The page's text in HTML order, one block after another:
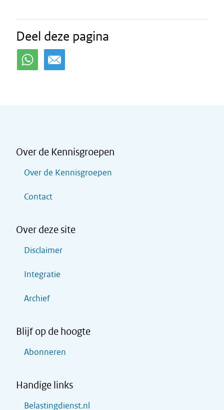
Deel deze pagina
Over de Kennisgroepen
Over de Kennisgroepen
Contact
Over deze site
Disclaimer
Integratie
Archief
Blijf op de hoogte
Abonneren
Handige links
Belastingdienst.nl